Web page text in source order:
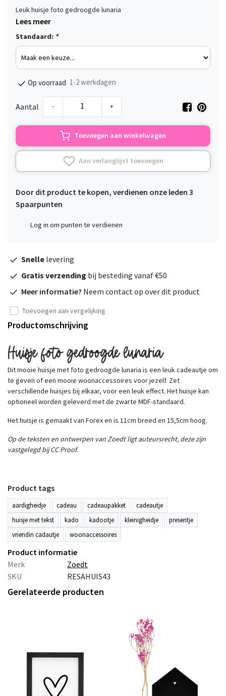
Leuk huisje foto gedroogde lunaria
Lees meer
Standaard: *
Op voorraad 1-2 werkdagen
Aantal - +
Toevoegen aan winkelwagen
Aan verlanglijst toevoegen
Door dit product te kopen, verdienen onze leden 3
Spaarpunten
Log in om punten te verdienen
Snelle levering
Gratis verzending bij besteding vanaf €50
Meer informatie? Neem contact op over dit product
Toevoegen aan vergelijking
Productomschrijving
Huisje foto gedroogde lunaria
Dit mooie huisje met foto gedroogde lunaria is een leuk cadeautje om
te geven of een mooie woonaccessoires voor jezelf. Zet
verschillende huisjes bij elkaar, voor een leuk effect. Het huisje kan
optioneel worden geleverd met de zwarte MDF-standaard.
Het huisje is gemaakt van Forex en is 11cm breed en 15,5cm hoog.
Op de teksten en ontwerpen van Zoedt ligt auteursrecht, deze zijn
vastgelegd bij CC Proof.
Product tags
aardigheidje cadeau cadeaupakket
cadeautje
huisje met tekst
kado kadootje kleinigheidje
presentje
vriendin cadautje
woonaccessoires
Product informatie
Merk
Zoedt
SKU
RESAHUIS43
Gerelateerde producten